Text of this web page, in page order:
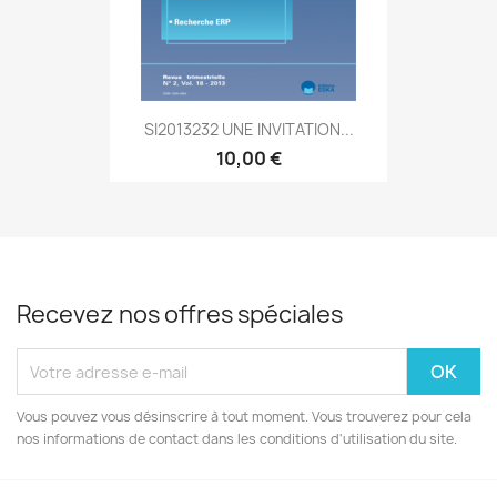
SI2013232 UNE INVITATION...
10,00 €
Recevez nos offres spéciales
Vous pouvez vous désinscrire à tout moment. Vous trouverez pour cela
nos informations de contact dans les conditions d'utilisation du site.